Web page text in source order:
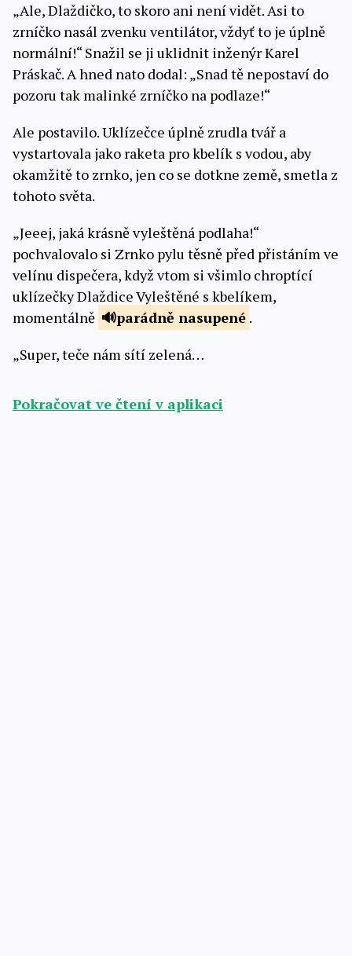
„Ale, Dlaždičko, to skoro ani není vidět. Asi to
zrníčko nasál zvenku ventilátor, vždyť to je úplně
normální!“ Snažil se ji uklidnit inženýr Karel
Práskač. A hned nato dodal: „Snad tě nepostaví do
pozoru tak malinké zrníčko na podlaze!“
Ale postavilo. Uklízečce úplně zrudla tvář a
vystartovala jako raketa pro kbelík s vodou, aby
okamžitě to zrnko, jen co se dotkne země, smetla z
tohoto světa.
„Jeeej, jaká krásně vyleštěná podlaha!“
pochvalovalo si Zrnko pylu těsně před přistáním ve
velínu dispečera, když vtom si všimlo chroptící
uklízečky Dlaždice Vyleštěné s kbelíkem,
momentálně
parádně nasupené .
„Super, teče nám sítí zelená…
Pokračovat ve čtení v aplikaci